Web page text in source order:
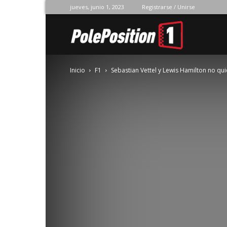
jueves, junio 1, 2023 Registrarse / Unirse
Position
Inicio F1 Sebastian Vettel y Lewis Hamilton no